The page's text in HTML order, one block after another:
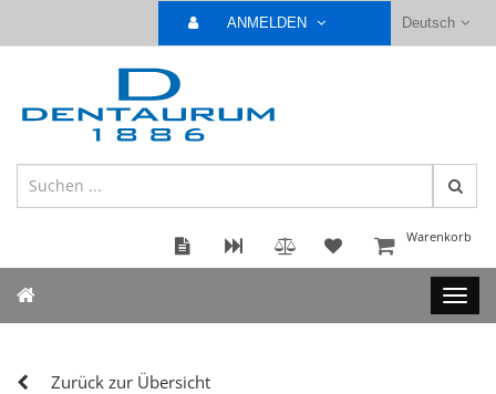
Deutsch
ANMELDEN
Warenkorb
Zurück zur Übersicht